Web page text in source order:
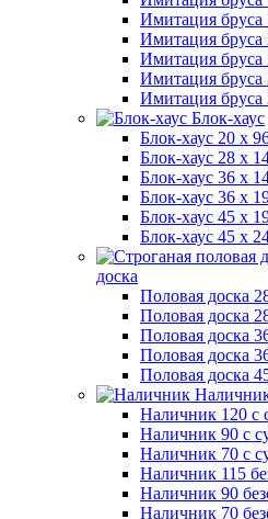
Имитация бруса
Имитация бруса
Имитация бруса
Имитация бруса
Имитация бруса
Блок-хаус
Блок-хаус 20 х
Блок-хаус 28 х
Блок-хаус 36 х
Блок-хаус 36 х
Блок-хаус 45 х
Блок-хаус 45 х
доска
Половая доска
Половая доска
Половая доска
Половая доска
Половая доска
Наличник 120 с
Наличник 90 с
Наличник 70 с
Наличник 115
Наличник 90
Наличник 70